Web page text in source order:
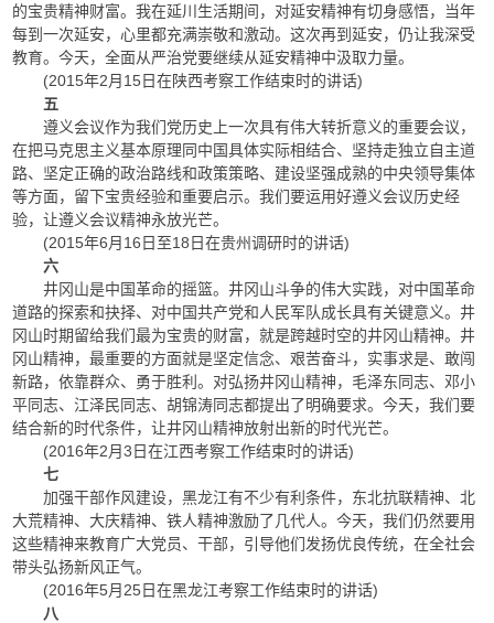
的宝贵精神财富。我在延川生活期间，对延安精神有切身感悟，当年
每到一次延安，心里都充满崇敬和激动。这次再到延安，仍让我深受
教育。今天，全面从严治党要继续从延安精神中汲取力量。
(2015年2月15日在陕西考察工作结束时的讲话)
五
遵义会议作为我们党历史上一次具有伟大转折意义的重要会议，
在把马克思主义基本原理同中国具体实际相结合、坚持走独立自主道
路、坚定正确的政治路线和政策策略、建设坚强成熟的中央领导集体
等方面，留下宝贵经验和重要启示。我们要运用好遵义会议历史经
验，让遵义会议精神永放光芒。
(2015年6月16日至18日在贵州调研时的讲话)
六
井冈山是中国革命的摇篮。井冈山斗争的伟大实践，对中国革命
道路的探索和抉择、对中国共产党和人民军队成长具有关键意义。井
冈山时期留给我们最为宝贵的财富，就是跨越时空的井冈山精神。井
冈山精神，最重要的方面就是坚定信念、艰苦奋斗，实事求是、敢闯
新路，依靠群众、勇于胜利。对弘扬井冈山精神，毛泽东同志、邓小
平同志、江泽民同志、胡锦涛同志都提出了明确要求。今天，我们要
结合新的时代条件，让井冈山精神放射出新的时代光芒。
(2016年2月3日在江西考察工作结束时的讲话)
七
加强干部作风建设，黑龙江有不少有利条件，东北抗联精神、北
大荒精神、大庆精神、铁人精神激励了几代人。今天，我们仍然要用
这些精神来教育广大党员、干部，引导他们发扬优良传统，在全社会
带头弘扬新风正气。
(2016年5月25日在黑龙江考察工作结束时的讲话)
八